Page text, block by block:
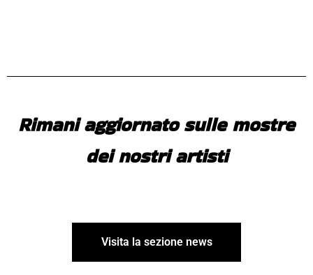
Rimani aggiornato sulle mostre
dei nostri artisti
Visita la sezione news